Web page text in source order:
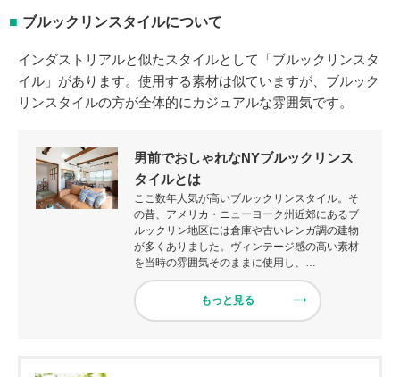
ブルックリンスタイルについて
インダストリアルと似たスタイルとして「ブルックリンスタ
イル」があります。使用する素材は似ていますが、ブルック
リンスタイルの方が全体的にカジュアルな雰囲気です。
男前でおしゃれなNYブルックリンス
タイルとは
ここ数年人気が高いブルックリンスタイル。そ
の昔、アメリカ・ニューヨーク州近郊にあるブ
ルックリン地区には倉庫や古いレンガ調の建物
が多くありました。ヴィンテージ感の高い素材
を当時の雰囲気そのままに使用し、…
もっと見る